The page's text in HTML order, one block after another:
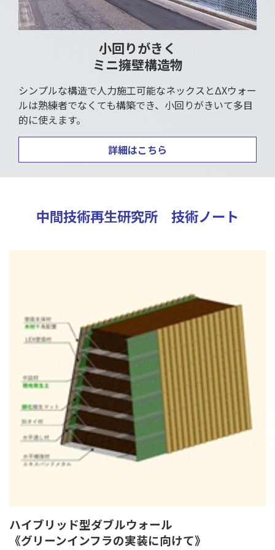
小回りがきく
ミニ擁壁構造物
シンプルな構造で人力施工可能なネックスとΔXウォー
ルは熟練者でなくても構築でき、小回りがきいて多目
的に使えます。
詳細はこちら
中間技術再生研究所 技術ノート
ハイブリッド型ダブルウォール
《グリーンインフラの実装に向けて》